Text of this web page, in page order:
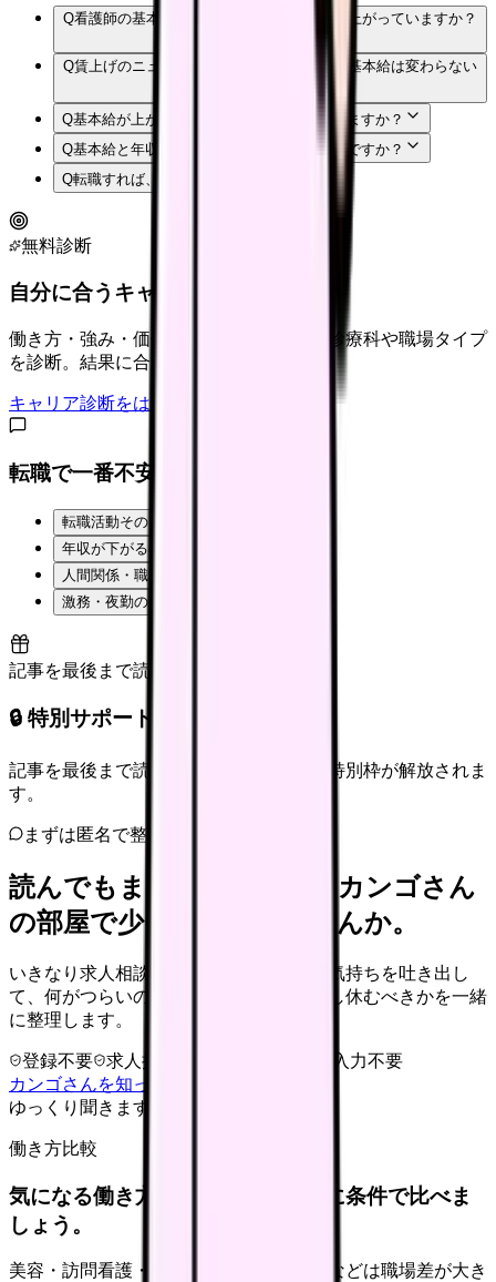
Q看護師の基本給は、長期で見てどれくらい上がっていますか？
Q賃上げのニュースがあるのに、なぜ自分の基本給は変わらない
Q基本給が上がりやすい職場は、どう見分けますか？
Q基本給と年収、どちらで職場を比べるべきですか？
Q転職すれば、基本給は上がりますか？
無料診断
自分に合うキャリアタイプは？
働き方・強み・価値観から、向いている診療科や職場タイプ
を診断。結果に合う求人も表示。
キャリア診断をはじめる
転職で一番不安なことは？
転職活動そのものが不安
年収が下がるのが怖い
人間関係・職場の雰囲気
激務・夜勤の負担
記事を最後まで読むと解放
🔒 特別サポート枠（未開放）
記事を最後まで読むと、転職サポートの特別枠が解放されま
す。
まずは匿名で整理
読んでもまだ苦しいなら、カンゴさん
の部屋で少し話してみませんか。
いきなり求人相談には進みません。今の気持ちを吐き出し
て、何がつらいのか、辞めるべきか、少し休むべきかを一緒
に整理します。
登録不要 求人押し売りなし
病院名は入力不要
カンゴさんを知ってから相談する
ゆっくり聞きます
働き方比較
気になる働き方を、求人を見る前に条件で比べま
しょう。
美容・訪問看護・クリニック・夜勤なしなどは職場差が大き